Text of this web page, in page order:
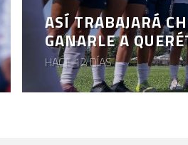
ASÍ TRABAJARÁ
GANARLE A
HACE 12 DÍAS